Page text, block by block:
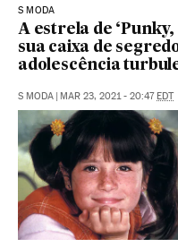
S MODA
A estrela de
sua caixa de
adolescência
S MODA | MAR 23, 2021 - 20:47EDT